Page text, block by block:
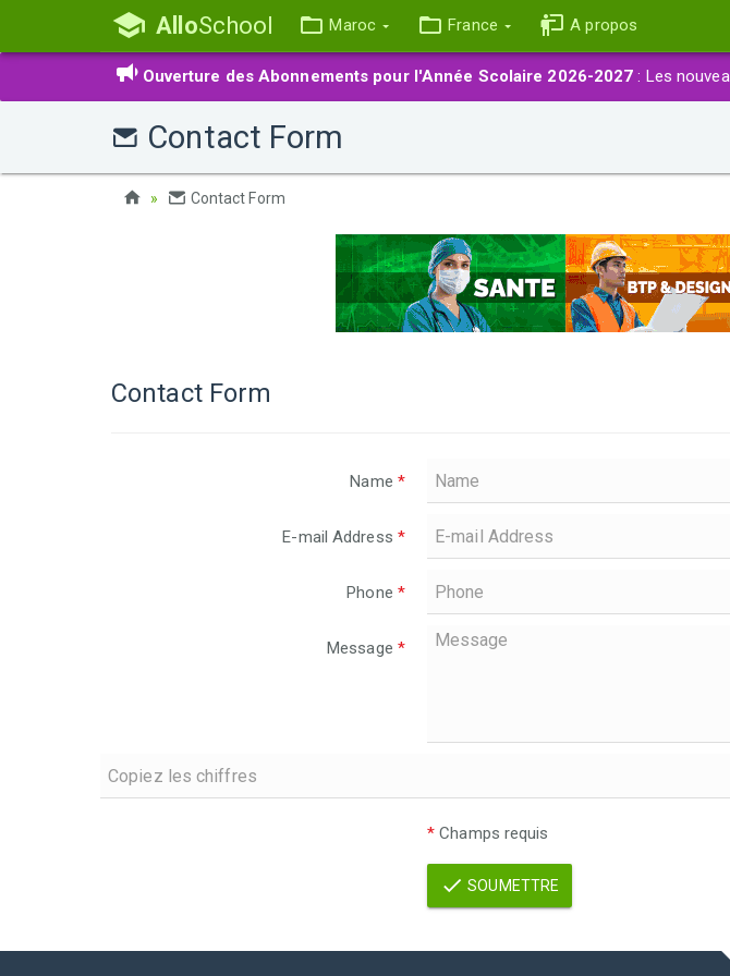
AlloSchool Maroc France A propos
Ouverture des Abonnements pour l'Année Scolaire 2026-2027 : Les
Contact Form
Contact Form
Contact Form
Name *
E-mail Address *
Phone *
Message *
* Champs requis
SOUMETTRE